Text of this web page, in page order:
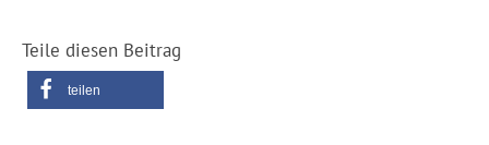
Teile diesen Beitrag
teilen